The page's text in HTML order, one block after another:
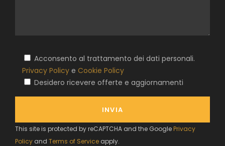
Acconsento al trattamento dei dati personali.
Privacy Policy e Cookie Policy
Desidero ricevere offerte e aggiornamenti
This site is protected by reCAPTCHA and the Google Privacy
Policy and Terms of Service apply.